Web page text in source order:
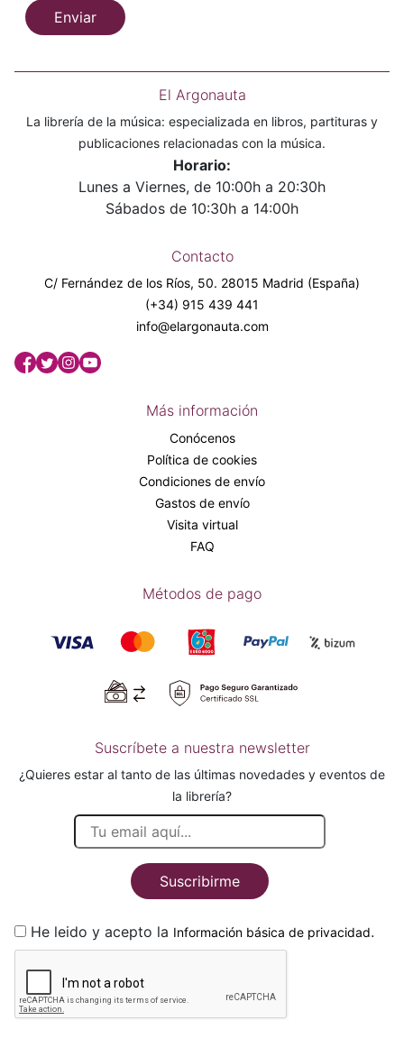
Enviar
El Argonauta
La librería de la música: especializada en libros, partituras y
publicaciones relacionadas con la música.
Horario:
Lunes a Viernes, de 10:00h a 20:30h
Sábados de 10:30h a 14:00h
Contacto
C/ Fernández de los Ríos, 50. 28015 Madrid (España)
(+34) 915 439 441
info@elargonauta.com
Más información
Conócenos
Política de cookies
Condiciones de envío
Gastos de envío
Visita virtual
FAQ
Métodos de pago
Suscríbete a nuestra newsletter
¿Quieres estar al tanto de las últimas novedades y eventos de
la librería?
Suscribirme
He leido y acepto la Información básica de privacidad.